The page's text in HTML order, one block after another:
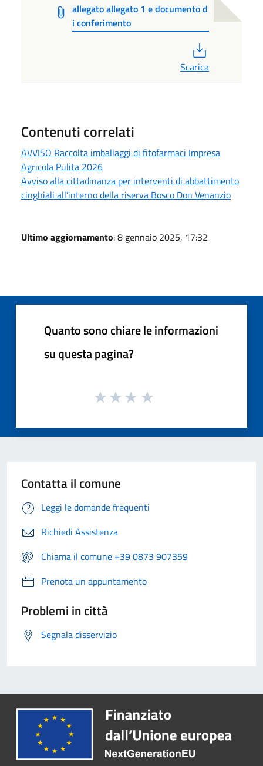
allegato allegato 1 e documento d
i conferimento
Scarica
Contenuti correlati
AVVISO Raccolta imballaggi di fitofarmaci Impresa
Agricola Pulita 2026
Avviso alla cittadinanza per interventi di abbattimento
cinghiali all’interno della riserva Bosco Don Venanzio
Ultimo aggiornamento: 8 gennaio 2025, 17:32
Quanto sono chiare le informazioni
su questa pagina?
Contatta il comune
Leggi le domande frequenti
Richiedi Assistenza
Chiama il comune +39 0873 907359
Prenota un appuntamento
Problemi in città
Segnala disservizio